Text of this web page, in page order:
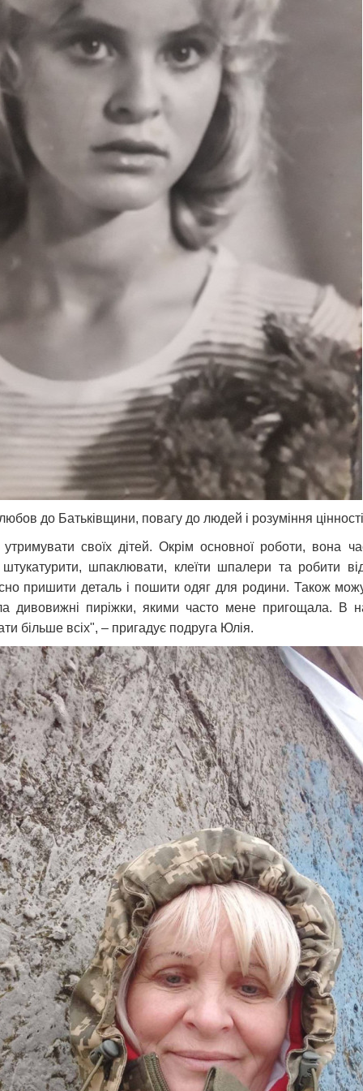
до Батьківщини, повагу до людей і розуміння
своїх дітей. Окрім основної роботи, вона
штукатурити, шпаклювати, клеїти шпалери та робити
пришити деталь і пошити одяг для родини. Також
дивовижні пиріжки, якими часто мене пригощала. В
більше всіх", – пригадує подруга Юлія.